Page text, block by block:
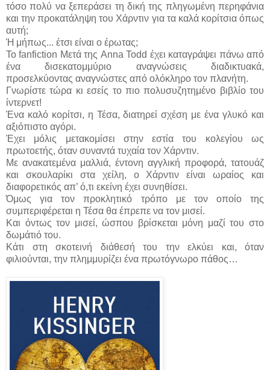
τόσο πολύ να ξεπεράσει τη δική της πληγωμένη περηφάνια
και την προκατάληψη του Χάρντιν για τα καλά κορίτσια όπως
αυτή;
Ή μήπως... έτσι είναι ο έρωτας;
Το fanfiction Μετά της Anna Todd έχει καταγράψει πάνω από
ένα δισεκατομμύριο αναγνώσεις διαδικτυακά,
προσελκύοντας αναγνώστες από ολόκληρο τον πλανήτη.
Γνωρίστε τώρα κι εσείς το πιο πολυσυζητημένο βιβλίο του
ίντερνετ!
Ένα καλό κορίτσι, η Τέσα, διατηρεί σχέση με ένα γλυκό και
αξιόπιστο αγόρι.
Έχει μόλις μετακομίσει στην εστία του κολεγίου ως
πρωτοετής, όταν συναντά τυχαία τον Χάρντιν.
Με ανακατεμένα μαλλιά, έντονη αγγλική προφορά, τατουάζ
και σκουλαρίκι στα χείλη, ο Χάρντιν είναι ωραίος και
διαφορετικός απ’ ό,τι εκείνη έχει συνηθίσει.
Όμως για τον προκλητικό τρόπο με τον οποίο της
συμπεριφέρεται η Τέσα θα έπρεπε να τον μισεί.
Και όντως τον μισεί, ώσπου βρίσκεται μόνη μαζί του στο
δωμάτιό του.
Κάτι στη σκοτεινή διάθεσή του την ελκύει και, όταν
φιλιούνται, την πλημμυρίζει ένα πρωτόγνωρο πάθος…